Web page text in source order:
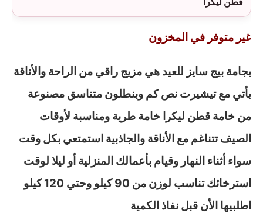
غير متوفر في المخزون
بجامة بيج سايز للعيد هي مزيج راقي من الراحة والأناقة
يأتي مع تيشيرت نص كم وبنطلون متناسق مصنوعة
من خامة قطن ليكرا خامة طرية ومناسبة لأوقات
الصيف تتناغم مع الأناقة والجاذبية استمتعي بكل وقت
سواء أثناء النهار وقيام بأعمالك المنزلية أو ليلا لوقت
استرخائك تناسب لوزن من 90 كيلو وحتي 120 كيلو
اطلبيها الأن قبل نفاذ الكمية